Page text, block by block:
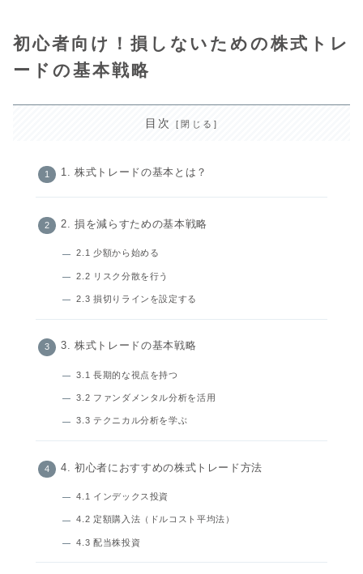
初心者向け！損しないための株式トレ
ードの基本戦略
目次
1. 株式トレードの基本とは？
2. 損を減らすための基本戦略
2.1 少額から始める
2.2 リスク分散を行う
2.3 損切りラインを設定する
3. 株式トレードの基本戦略
3.1 長期的な視点を持つ
3.2 ファンダメンタル分析を活用
3.3 テクニカル分析を学ぶ
4. 初心者におすすめの株式トレード方法
4.1 インデックス投資
4.2 定額購入法（ドルコスト平均法）
4.3 配当株投資